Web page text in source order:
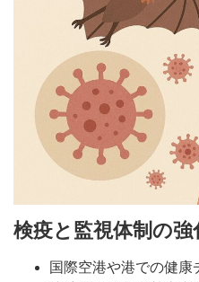
検疫と監視体制の強
国際空港や港での健康